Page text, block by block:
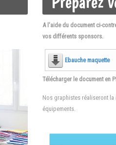
A l'aide du document ci-
vos différents sponsors.
Ebauche maquette
Télécharger le document en
Nos graphistes réaliseront
équipements.